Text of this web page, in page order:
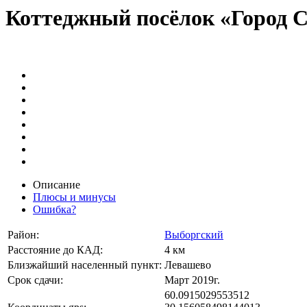
Коттеджный посёлок «Город
Описание
Плюсы и минусы
Ошибка?
Район:
Выборгский
Расстояние до КАД:
4 км
Близжайший населенный пункт: Левашево
Срок сдачи:
Март 2019г.
60.0915029553512